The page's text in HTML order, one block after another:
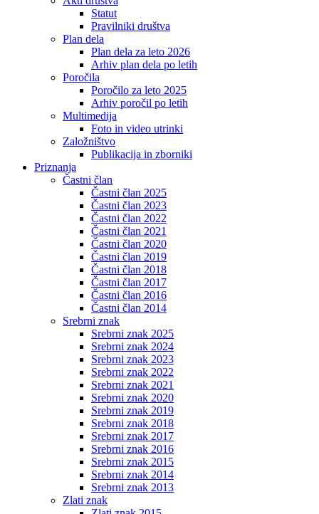
Statut
Pravilniki društva
Plan dela
Plan dela za leto 2026
Arhiv plan dela po letih
Poročila
Poročilo za leto 2025
Arhiv poročil po letih
Multimedija
Foto in video utrinki
Založništvo
Publikacija in zborniki
Priznanja
Častni član
Častni član 2025
Častni član 2023
Častni član 2022
Častni član 2021
Častni član 2020
Častni član 2019
Častni član 2018
Častni član 2017
Častni član 2016
Častni član 2014
Srebrni znak
Srebrni znak 2025
Srebrni znak 2024
Srebrni znak 2023
Srebrni znak 2022
Srebrni znak 2021
Srebrni znak 2020
Srebrni znak 2019
Srebrni znak 2018
Srebrni znak 2017
Srebrni znak 2016
Srebrni znak 2015
Srebrni znak 2014
Srebrni znak 2013
Zlati znak